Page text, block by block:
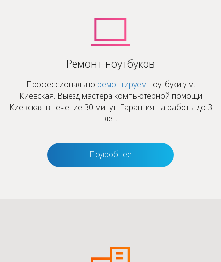
Ремонт ноутбуков
Профессионально ремонтируем ноутбуки у м.
Киевская. Выезд мастера компьютерной помощи
Киевская в течение 30 минут. Гарантия на работы до 3
лет.
Подробнее